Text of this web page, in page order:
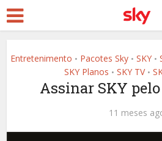
Entretenimento • Pacotes Sky • SKY •
SKY Planos • SKY TV •
Assinar SKY
11 meses